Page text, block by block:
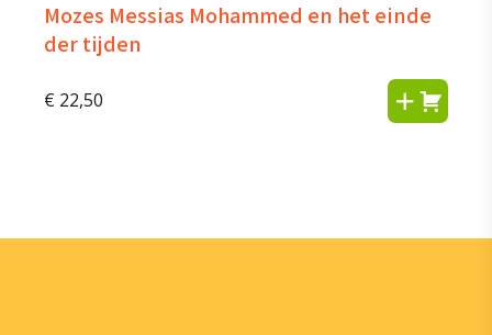
Mozes Messias Mohammed en het einde
der tijden
€ 22,50